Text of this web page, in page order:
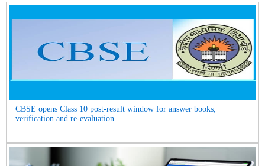
CBSE opens Class 10 post-result window for answer books,
verification and re-evaluation...